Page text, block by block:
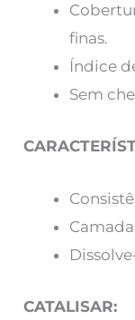
finas.
Índice
Sem
CATALISAR: